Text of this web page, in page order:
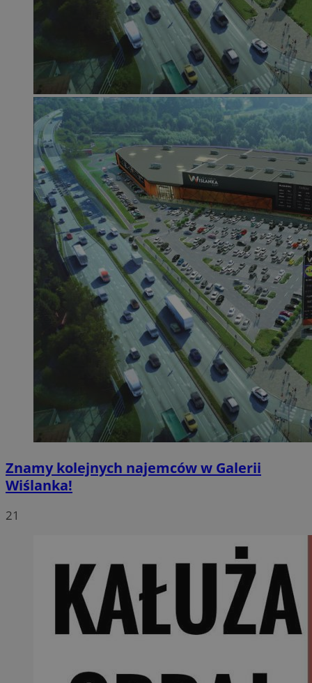
Znamy kolejnych najemców w Galerii
Wiślanka!
21